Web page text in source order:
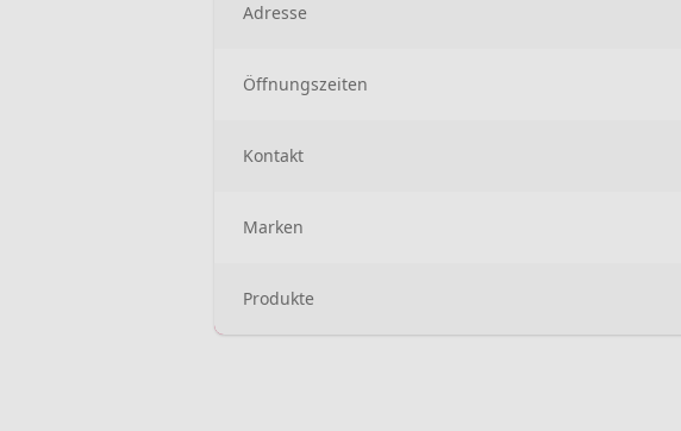
Adresse
Öffnungszeiten
Kontakt
Marken
Produkte